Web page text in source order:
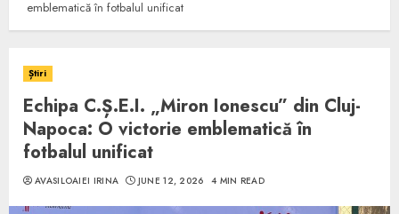
emblematică în fotbalul unificat
Știri
Echipa C.Ș.E.I. „Miron Ionescu” din Cluj-
Napoca: O victorie emblematică în
fotbalul unificat
AVASILOAIEI IRINA JUNE 12, 2026 4 MIN READ